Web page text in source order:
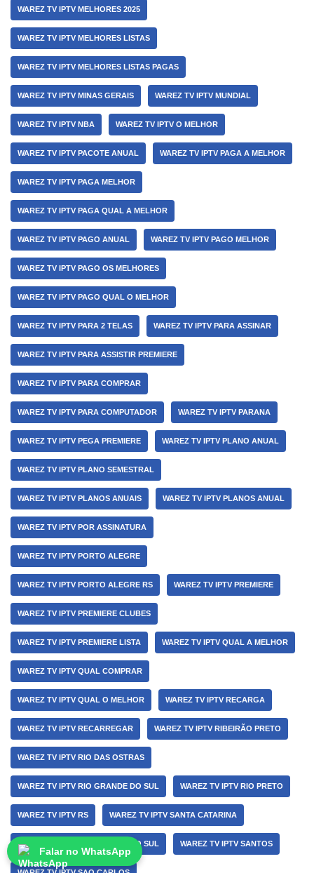
WAREZ TV IPTV MELHORES 2025
WAREZ TV IPTV MELHORES LISTAS
WAREZ TV IPTV MELHORES LISTAS PAGAS
WAREZ TV IPTV MINAS GERAIS WAREZ TV IPTV MUNDIAL
WAREZ TV IPTV NBA WAREZ TV IPTV O MELHOR
WAREZ TV IPTV PACOTE ANUAL WAREZ TV IPTV PAGA A MELHOR
WAREZ TV IPTV PAGA MELHOR
WAREZ TV IPTV PAGA QUAL A MELHOR
WAREZ TV IPTV PAGO ANUAL WAREZ TV IPTV PAGO MELHOR
WAREZ TV IPTV PAGO OS MELHORES
WAREZ TV IPTV PAGO QUAL O MELHOR
WAREZ TV IPTV PARA 2 TELAS WAREZ TV IPTV PARA ASSINAR
WAREZ TV IPTV PARA ASSISTIR PREMIERE
WAREZ TV IPTV PARA COMPRAR
WAREZ TV IPTV PARA COMPUTADOR WAREZ TV IPTV PARANA
WAREZ TV IPTV PEGA PREMIERE WAREZ TV IPTV PLANO ANUAL
WAREZ TV IPTV PLANO SEMESTRAL
WAREZ TV IPTV PLANOS ANUAIS WAREZ TV IPTV PLANOS ANUAL
WAREZ TV IPTV POR ASSINATURA
WAREZ TV IPTV PORTO ALEGRE
WAREZ TV IPTV PORTO ALEGRE RS WAREZ TV IPTV PREMIERE
WAREZ TV IPTV PREMIERE CLUBES
WAREZ TV IPTV PREMIERE LISTA WAREZ TV IPTV QUAL A MELHOR
WAREZ TV IPTV QUAL COMPRAR
WAREZ TV IPTV QUAL O MELHOR WAREZ TV IPTV RECARGA
WAREZ TV IPTV RECARREGAR WAREZ TV IPTV RIBEIRÃO PRETO
WAREZ TV IPTV RIO DAS OSTRAS
WAREZ TV IPTV RIO GRANDE DO SUL WAREZ TV IPTV RIO PRETO
WAREZ TV IPTV RS WAREZ TV IPTV SANTA CATARINA
WAREZ TV IPTV SANTA CRUZ DO SUL WAREZ TV IPTV SANTOS
Falar no WhatsApp